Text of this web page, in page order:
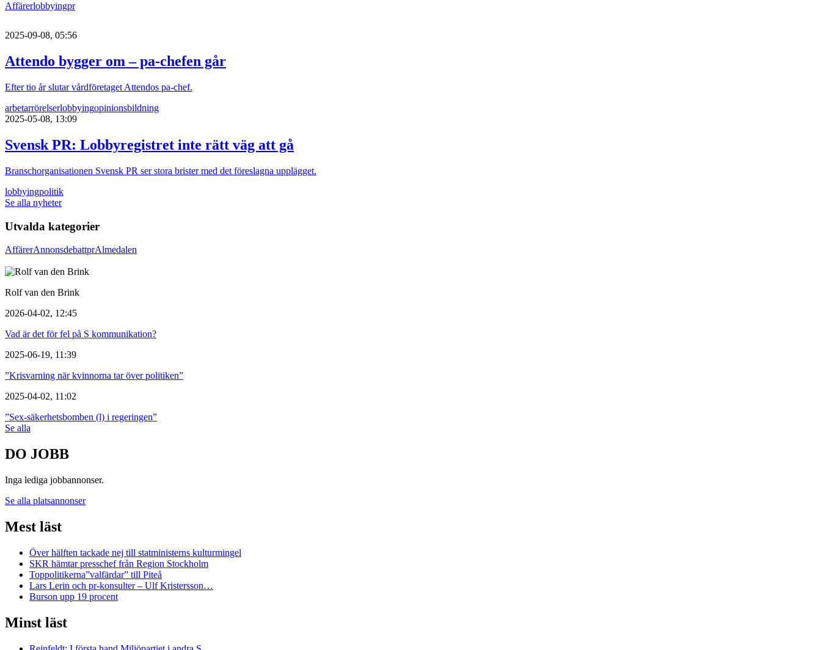
Affärerlobbyingpr
2025-09-08, 05:56
Attendo bygger om – pa-chefen går
Efter tio år slutar vårdföretaget Attendos pa-chef.
arbetarrörelserlobbyingopinionsbildning
2025-05-08, 13:09
Svensk PR: Lobbyregistret inte rätt väg att gå
Branschorganisationen Svensk PR ser stora brister med det föreslagna upplägget.
lobbyingpolitik
Se alla nyheter
Utvalda kategorier
AffärerAnnonsdebattprAlmedalen
Rolf van den Brink
2026-04-02, 12:45
Vad är det för fel på S kommunikation?
2025-06-19, 11:39
”Krisvarning när kvinnorna tar över politiken”
2025-04-02, 11:02
”Sex-säkerhetsbomben (l) i regeringen”
Se alla
DO JOBB
Inga lediga jobbannonser.
Se alla platsannonser
Mest läst
Över hälften tackade nej till statministerns kulturmingel
SKR hämtar presschef från Region Stockholm
Toppolitikerna”valfärdar” till Piteå
Lars Lerin och pr-konsulter – Ulf Kristersson…
Burson upp 19 procent
Minst läst